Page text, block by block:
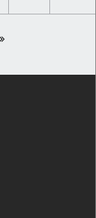
Jump to end